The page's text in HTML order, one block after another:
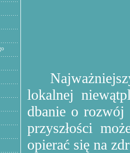
lokalnej
dbanie o rozwój
przyszłości
opierać się na